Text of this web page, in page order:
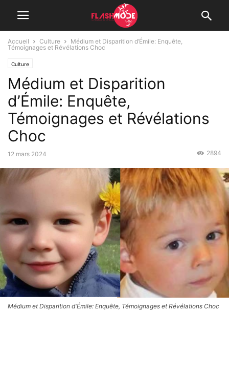
Accueil Culture
Médium et Disparition d’Émile: Enquête,
Témoignages et Révélations Choc
Culture
Médium et Disparition
d’Émile: Enquête,
Témoignages et Révélations
Choc
12 mars 2024 2894
Médium et Disparition d'Émile: Enquête, Témoignages et Révélations Choc